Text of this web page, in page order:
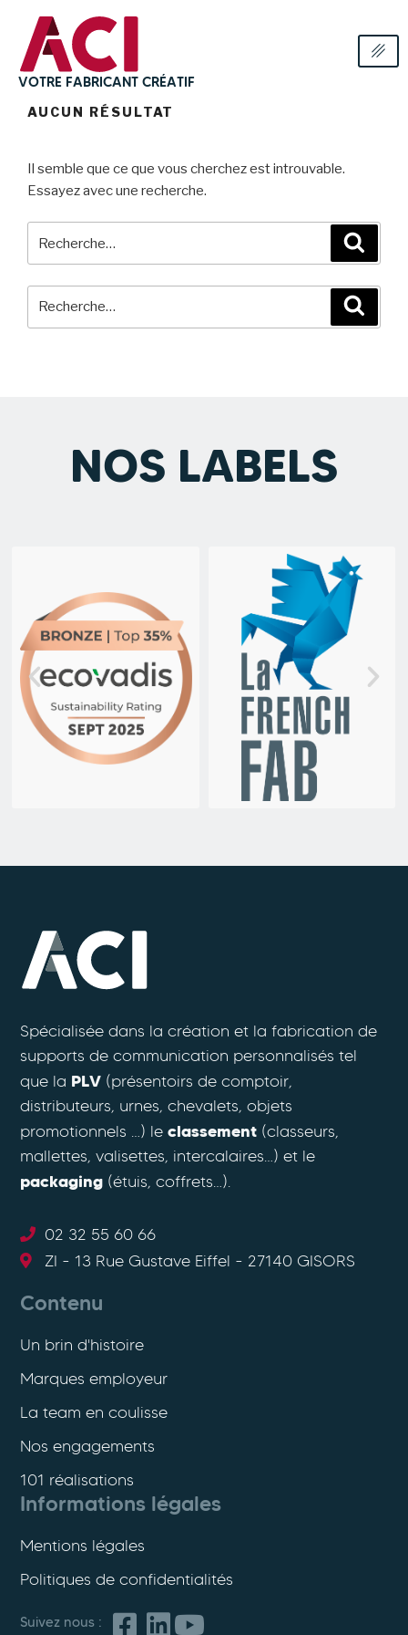
VOTRE FABRICANT CRÉATIF
AUCUN RÉSULTAT
Il semble que ce que vous cherchez est introuvable.
Essayez avec une recherche.
NOS LABELS
Spécialisée dans la création et la fabrication de
supports de communication personnalisés tel
que la PLV (présentoirs de comptoir,
distributeurs, urnes, chevalets, objets
promotionnels …) leclassement (classeurs,
mallettes, valisettes, intercalaires…) et le
packaging (étuis, coffrets…).
02 32 55 60 66
ZI - 13 Rue Gustave Eiffel - 27140 GISORS
Contenu
Un brin d'histoire
Marques employeur
La team en coulisse
Nos engagements
101 réalisations
Informations légales
Mentions légales
Politiques de confidentialités
Suivez nous :